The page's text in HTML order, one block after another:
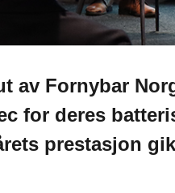
av Fornybar
for deres
prestasjon